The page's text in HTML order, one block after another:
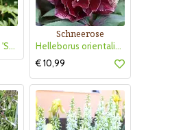
Astilbe thunbergii 'Straußenfeder'
Schneerose
Helleborus orientalis 'Double Ellen Flash'
€ 10,99